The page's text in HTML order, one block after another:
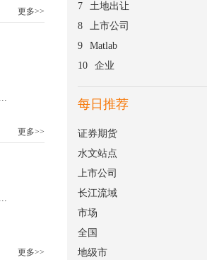
更多>>
更多>>
更多>>
7
土地出让
8
上市公司
9
Matlab
10
企业
每日推荐
证券期货
水文站点
上市公司
长江流域
市场
全国
地级市